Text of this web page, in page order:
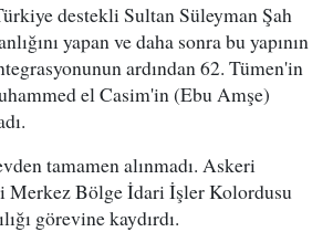
destekli Sultan Süleyman Şah
yapan ve daha sonra bu yapının
ardından 62. Tümen'in
el Casim'in (Ebu Amşe)
tamamen alınmadı. Askeri
Merkez Bölge İdari İşler Kolordusu
görevine kaydırdı.